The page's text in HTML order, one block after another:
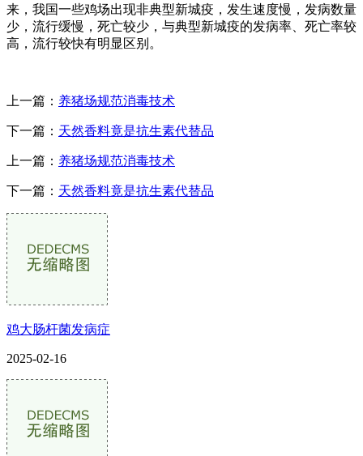
来，我国一些鸡场出现非典型新城疫，发生速度慢，发病数量
少，流行缓慢，死亡较少，与典型新城疫的发病率、死亡率较
高，流行较快有明显区别。
上一篇： 养猪场规范消毒技术
下一篇： 天然香料竟是抗生素代替品
上一篇： 养猪场规范消毒技术
下一篇： 天然香料竟是抗生素代替品
鸡大肠杆菌发病症
2025-02-16